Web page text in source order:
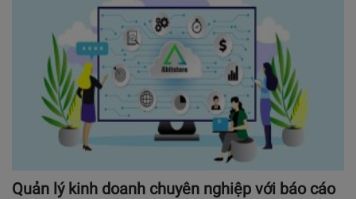
Quản lý kinh doanh chuyên nghiệp với báo cáo